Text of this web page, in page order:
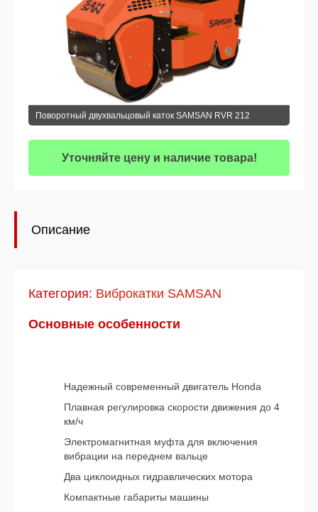
Поворотный двухвальцовый каток SAMSAN RVR 212
Уточняйте цену и наличие товара!
Описание
Категория: Виброкатки SAMSAN
Основные особенности
Надежный современный двигатель Honda
Плавная регулировка скорости движения до 4
км/ч
Электромагнитная муфта для включения
вибрации на переднем вальце
Два циклоидных гидравлических мотора
Компактные габариты машины